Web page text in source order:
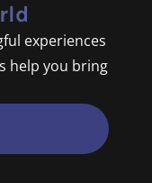
experiences
help you bring